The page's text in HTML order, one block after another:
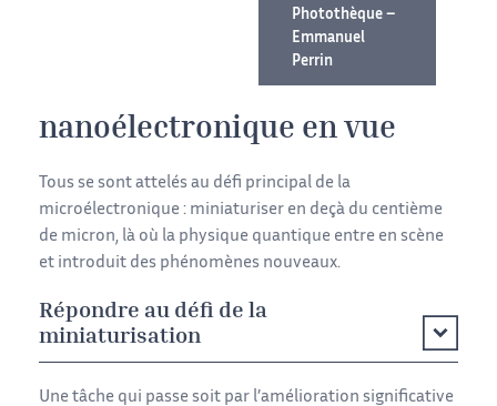
Photothèque –
Emmanuel
Perrin
nanoélectronique en vue
Tous se sont attelés au défi principal de la
microélectronique : miniaturiser en deçà du centième
de micron, là où la physique quantique entre en scène
et introduit des phénomènes nouveaux.
Répondre au défi de la
miniaturisation
Une tâche qui passe soit par l’amélioration significative